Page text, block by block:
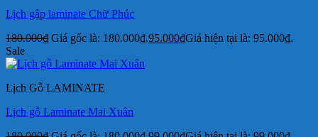
Lịch gập laminate Chữ Phúc
180.000₫ Giá gốc là: 180.000₫.95.000₫Giá hiện tại là: 95.000₫.
Sale
Lịch Gỗ LAMINATE
Lịch gỗ Laminate Mai Xuân